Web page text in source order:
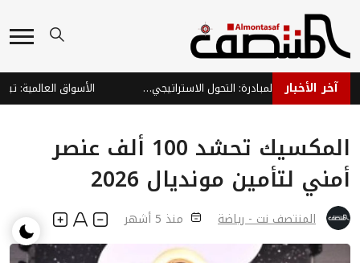
آخر الأخبار من رد الفعل إلى استعادة المبادرة: التحول الاستراتيجي للشرعية ومستقبل المواجهة مع الحوثي
المكسيك تحشد 100 ألف عنصر
أمني لتأمين مونديال 2026
المنتصف نت - رياضة منذ 5 أشهر